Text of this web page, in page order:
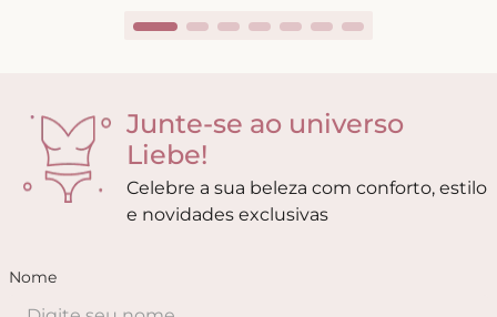
Junte-se ao universo
Liebe!
Celebre a sua beleza com conforto, estilo
e novidades exclusivas
Nome